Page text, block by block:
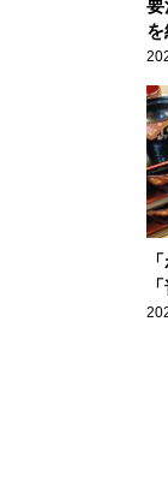
要
せ